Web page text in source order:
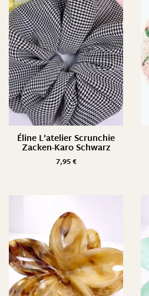
Éline L’atelier Scrunchie
Zacken-Karo Schwarz
7,95€